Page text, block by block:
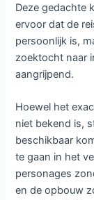
Deze gedachte
ervoor dat de
persoonlijk is,
zoektocht naar
aangrijpend.
Hoewel het
niet bekend is,
beschikbaar
te gaan in het
personages
en de opbouw